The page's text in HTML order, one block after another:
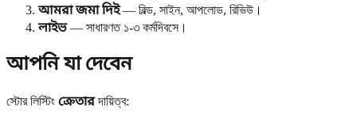
আমরা জমা দিই— বিল্ড, সাইন, আপলোড, রিভিউ।
লাইভ— সাধারণত ১-৩ কর্মদিবসে।
আপনি যা দেবেন
স্টোর লিস্টিং ক্রেতারদায়িত্ব: